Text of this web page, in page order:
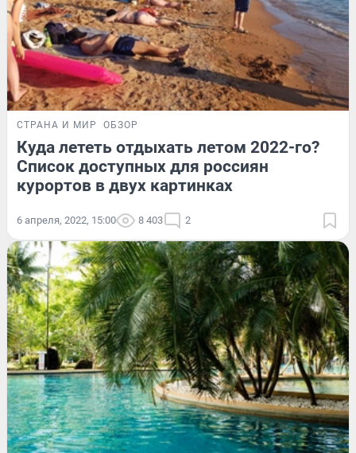
СТРАНА И МИР ОБЗОР
Куда лететь отдыхать летом 2022-го?
Список доступных для россиян
курортов в двух картинках
6 апреля, 2022, 15:00 8 403 2